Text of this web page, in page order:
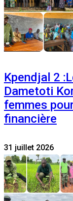
Kpendjal 2
Dametoti
femmes
financière
31 juillet 2026